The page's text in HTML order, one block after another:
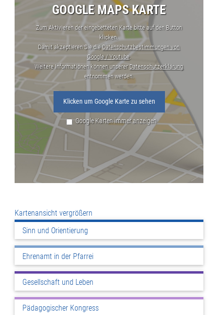
GOOGLE MAPS KARTE
Zum Aktivieren der eingebetteten Karte bitte auf den Button
klicken.
Damit akzeptieren Sie dieDatenschutzbestimmungen von
Google / Youtube.
Weitere Informationen können unsererDatenschutzerklärung
entnommen werden.
Klicken um Google Karte zu sehen
Google Karten immer anzeigen
Kartenansicht vergrößern
Sinn und Orientierung
Ehrenamt in der Pfarrei
Gesellschaft und Leben
Pädagogischer Kongress